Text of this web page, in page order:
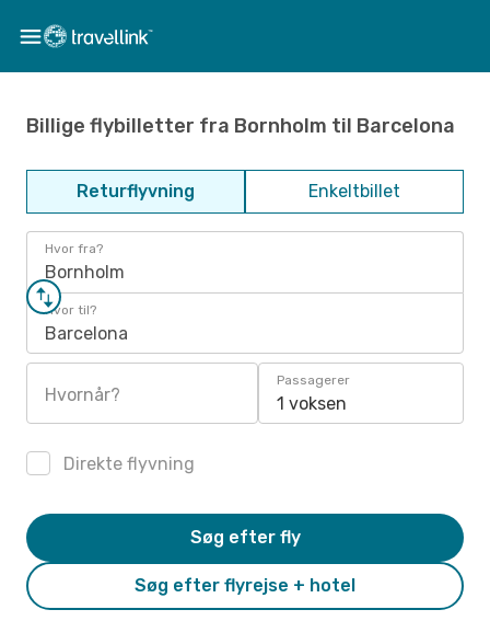
Billige flybilletter fra Bornholm til Barcelona
Returflyvning Enkeltbillet
Hvor fra?
Bornholm
Hvor til?
Barcelona
Hvornår?
Passagerer
1 voksen
Direkte flyvning
Søg efter flyrejse + hotel
Søg efter fly